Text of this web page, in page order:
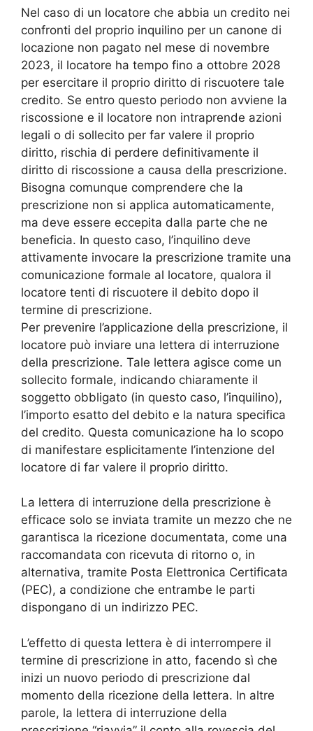
Nel caso di un locatore che abbia un credito nei
confronti del proprio inquilino per un canone di
locazione non pagato nel mese di novembre
2023, il locatore ha tempo fino a ottobre 2028
per esercitare il proprio diritto di riscuotere tale
credito. Se entro questo periodo non avviene la
riscossione e il locatore non intraprende azioni
legali o di sollecito per far valere il proprio
diritto, rischia di perdere definitivamente il
diritto di riscossione a causa della prescrizione.
Bisogna comunque comprendere che la
prescrizione non si applica automaticamente,
ma deve essere eccepita dalla parte che ne
beneficia. In questo caso, l’inquilino deve
attivamente invocare la prescrizione tramite una
comunicazione formale al locatore, qualora il
locatore tenti di riscuotere il debito dopo il
termine di prescrizione.
Per prevenire l’applicazione della prescrizione, il
locatore può inviare una lettera di interruzione
della prescrizione. Tale lettera agisce come un
sollecito formale, indicando chiaramente il
soggetto obbligato (in questo caso, l’inquilino),
l’importo esatto del debito e la natura specifica
del credito. Questa comunicazione ha lo scopo
di manifestare esplicitamente l’intenzione del
locatore di far valere il proprio diritto.
La lettera di interruzione della prescrizione è
efficace solo se inviata tramite un mezzo che ne
garantisca la ricezione documentata, come una
raccomandata con ricevuta di ritorno o, in
alternativa, tramite Posta Elettronica Certificata
(PEC), a condizione che entrambe le parti
dispongano di un indirizzo PEC.
L’effetto di questa lettera è di interrompere il
termine di prescrizione in atto, facendo sì che
inizi un nuovo periodo di prescrizione dal
momento della ricezione della lettera. In altre
parole, la lettera di interruzione della